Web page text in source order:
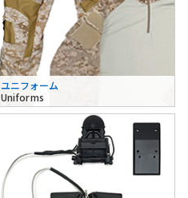
ユニフォーム
Uniforms